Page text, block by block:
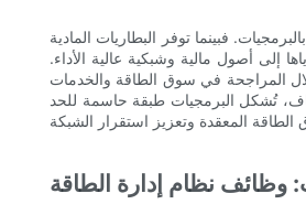
فبينما توفر البطاريات المادية
إلى أصول مالية وشبكية عالية الأداء.
المراجحة في سوق الطاقة والخدمات
تُشكل البرمجيات طبقة حاسمة للحد